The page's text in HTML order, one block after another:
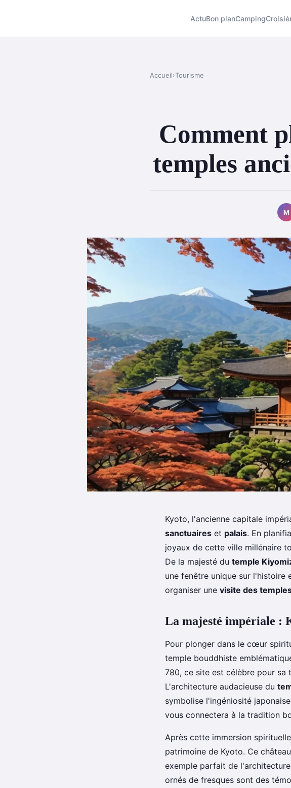
ActuBon planCamping
Accueil›Tourisme
Comment
temples
M
Kyoto, l'ancienne capitale
sanctuaires et palais. En
joyaux de cette ville millénaire
De la majesté du temple
une fenêtre unique sur
organiser une visite des
La majesté impériale :
Pour plonger dans le cœur
temple bouddhiste
780, ce site est célèbre pour sa
L'architecture audacieuse du
symbolise l'ingéniosité
vous connectera à la tradition
Après cette immersion
patrimoine de Kyoto. Ce
exemple parfait de
ornés de fresques sont des